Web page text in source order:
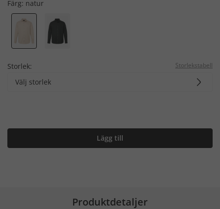
Färg: natur
Storlek: Storlekstabell
Välj storlek
Lägg till
Produktdetaljer